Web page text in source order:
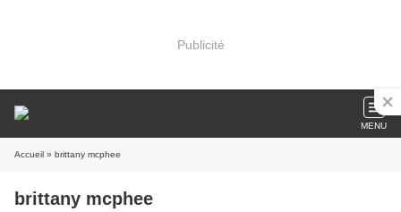
Publicité
MENU
Accueil » brittany mcphee
brittany mcphee